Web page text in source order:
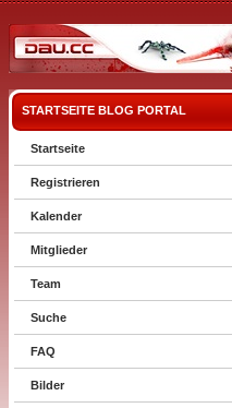
STARTSEITE BLOG PORTAL
Startseite
Registrieren
Kalender
Mitglieder
Team
Suche
FAQ
Bilder